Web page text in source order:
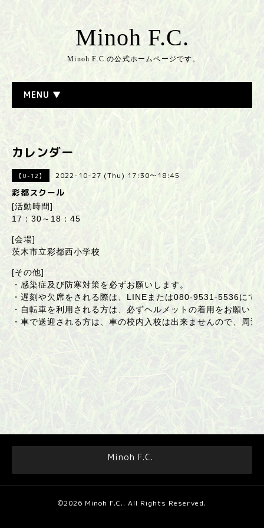
Minoh F.C.
Minoh F.C.の公式ホームページです。
MENU ▼
カレンダー
【U-12】 2022-10-27 (Thu) 17:30～18:45
彩都スクール
[活動時間]
17：30～18：45
[会場]
茨木市立彩都西小学校
[その他]
・感染症及び防寒対策を必ずお願いします。
・遅刻や欠席をされる際は、LINEまたは080-9531-5536にて
・自転車を利用される方は、必ずヘルメットの着用をお願いし
・車で送迎される方は、車の校内入校は出来ませんので、周
Minoh F.C.
©2026 Minoh F.C.. All Rights Reserved.